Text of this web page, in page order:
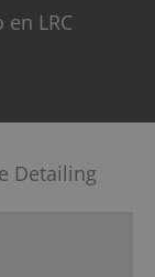
LRC
Detailing